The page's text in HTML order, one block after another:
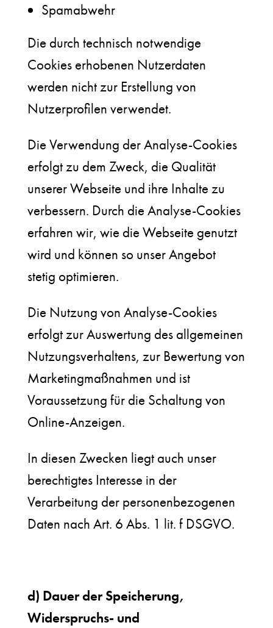
Spamabwehr
Die durch technisch notwendige
Cookies erhobenen Nutzerdaten
werden nicht zur Erstellung von
Nutzerprofilen verwendet.
Die Verwendung der Analyse-Cookies
erfolgt zu dem Zweck, die Qualität
unserer Webseite und ihre Inhalte zu
verbessern. Durch die Analyse-Cookies
erfahren wir, wie die Webseite genutzt
wird und können so unser Angebot
stetig optimieren.
Die Nutzung von Analyse-Cookies
erfolgt zur Auswertung des allgemeinen
Nutzungsverhaltens, zur Bewertung von
Marketingmaßnahmen und ist
Voraussetzung für die Schaltung von
Online-Anzeigen.
In diesen Zwecken liegt auch unser
berechtigtes Interesse in der
Verarbeitung der personenbezogenen
Daten nach Art. 6 Abs. 1 lit. f DSGVO.
d) Dauer der Speicherung,
Widerspruchs- und